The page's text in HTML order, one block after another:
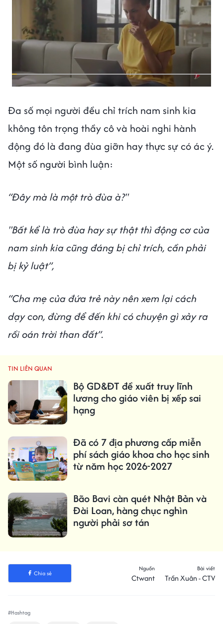
Đa số mọi người đều chỉ trích nam sinh kia
không tôn trọng thầy cô và hoài nghi hành
động đó là đang đùa giỡn hay thực sự có ác ý.
Một số người bình luận:
“Đây mà là một trò đùa à?"
"Bất kể là trò đùa hay sự thật thì động cơ của
nam sinh kia cũng đáng bị chỉ trích, cần phải
bị kỷ luật”,
“Cha mẹ của đứa trẻ này nên xem lại cách
dạy con, đừng để đến khi có chuyện gì xảy ra
rồi oán trời than đất”.
TIN LIÊN QUAN
Bộ GD&ĐT đề xuất truy lĩnh
lương cho giáo viên bị xếp sai
hạng
Đã có 7 địa phương cấp miễn
phí sách giáo khoa cho học sinh
từ năm học 2026-2027
Bão Bavi càn quét Nhật Bản và
Đài Loan, hàng chục nghìn
người phải sơ tán
Chia sẻ
Nguồn
Ctwant
Bài viết
Trần Xuân - CTV
#Hashtag